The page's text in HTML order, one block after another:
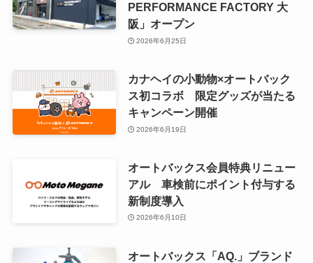
PERFORMANCE FACTORY 大
阪」オープン
2026年6月25日
カナヘイの小動物×オートバック
ス初コラボ 限定グッズが当たる
キャンペーン開催
2026年6月19日
オートバックス会員特典リニュー
アル 車検前にポイント付与する
新制度導入
2026年6月10日
オートバックス「AQ.」ブランド